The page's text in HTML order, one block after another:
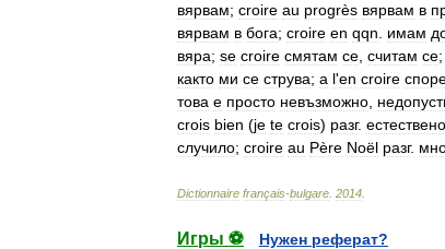
вярвам; croire au progrès вярвам в
вярвам в бога; croire en qqn имам
вяра; se croire смятам се считам се;
както ми се струва; а l'en croire
това е просто невъзможно
crois bien (je te crois) разг. естествено
случило; croire au Père Noël разг.
Dictionnaire français-bulgare 2014
Игры ⚽
Нужен реферат?